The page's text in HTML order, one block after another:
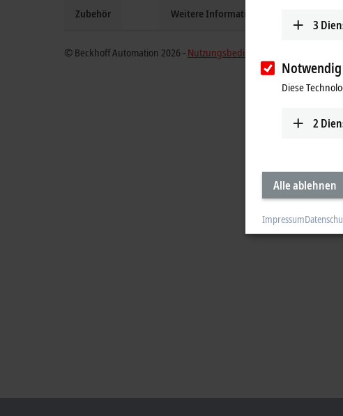
Zubehör Weitere Informationen
© Beckhoff Automation 2026 - Nutzungsbedingungen
3
Notwendig
Diese
2
Alle ablehnen
Impressum